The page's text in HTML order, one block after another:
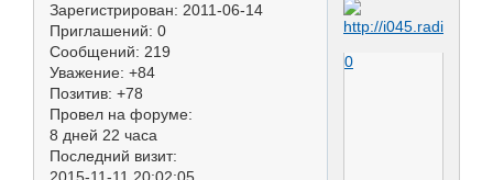
Зарегистрирован: 2011-06-14
Приглашений: 0
Сообщений: 219
Уважение: +84
Позитив: +78
Провел на форуме:
8 дней 22 часа
Последний визит:
0